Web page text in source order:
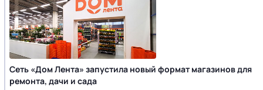
Сеть «Дом Лента» запустила новый формат магазинов для
ремонта, дачи и сада